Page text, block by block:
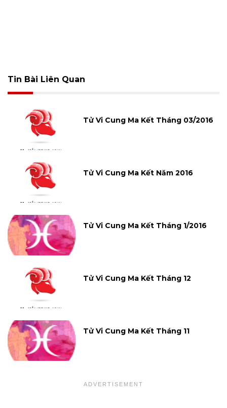
Tin Bài Liên Quan
Tử Vi Cung Ma Kết Tháng 03/2016
Tử Vi Cung Ma Kết Năm 2016
Tử Vi Cung Ma Kết Tháng 1/2016
Tử Vi Cung Ma Kết Tháng 12
Tử Vi Cung Ma Kết Tháng 11